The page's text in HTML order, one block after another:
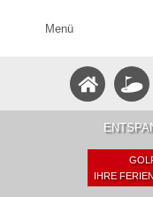
Menü
IHRE